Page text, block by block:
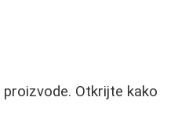
Otkrijte kako